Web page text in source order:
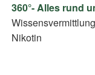
360°- Alles rund
Nikotin